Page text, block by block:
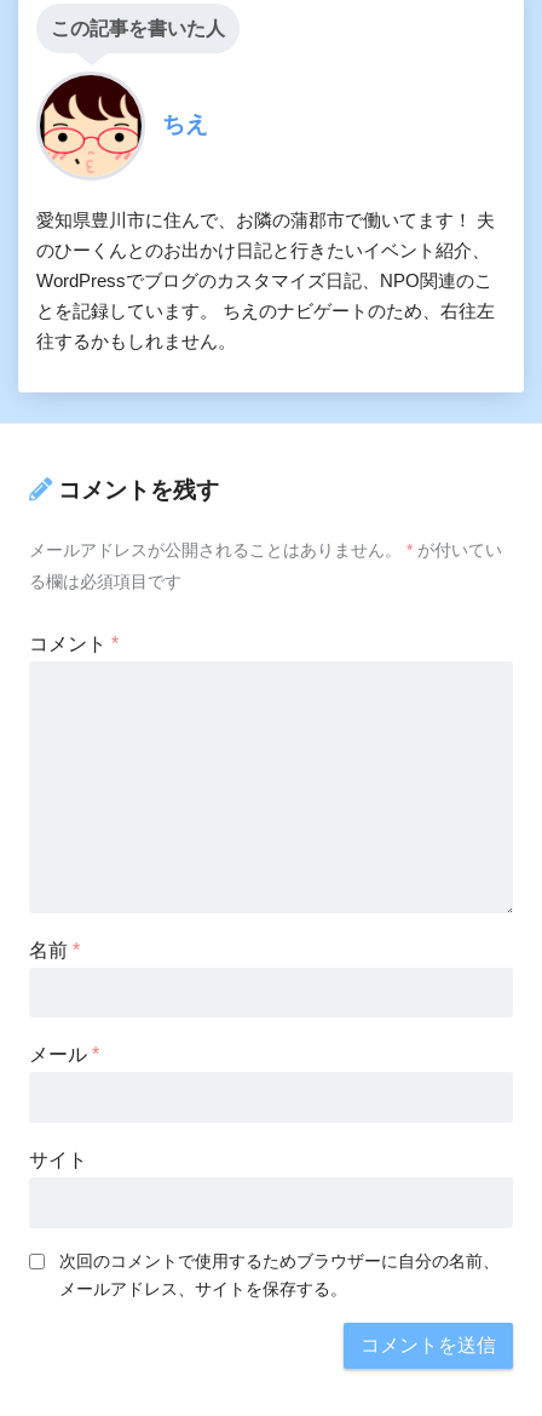
この記事を書いた人
ちえ
愛知県豊川市に住んで、お隣の蒲郡市で働いてます！ 夫
のひーくんとのお出かけ日記と行きたいイベント紹介、
WordPressでブログのカスタマイズ日記、NPO関連のこ
とを記録しています。 ちえのナビゲートのため、右往左
往するかもしれません。
コメントを残す
メールアドレスが公開されることはありません。 * が付いてい
る欄は必須項目です
コメント *
名前 *
メール *
サイト
次回のコメントで使用するためブラウザーに自分の名前、
メールアドレス、サイトを保存する。